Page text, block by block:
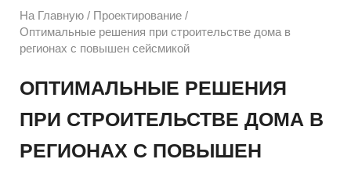
На Главную / Проектирование /
Оптимальные решения при строительстве дома в
регионах с повышен сейсмикой
ОПТИМАЛЬНЫЕ РЕШЕНИЯ
ПРИ СТРОИТЕЛЬСТВЕ ДОМА В
РЕГИОНАХ С ПОВЫШЕН